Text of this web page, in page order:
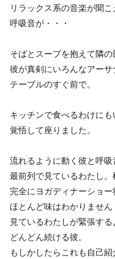
リラックス系の音楽が聞こ
呼吸音が・・・
そばとスープを抱えて隣の
彼が真剣にいろんなアーサ
テーブルのすぐ前で。
キッチンで食べるわけにも
覚悟して座りました。
流れるように動く彼と呼吸
最前列で見ているわたし。
完全にヨガディナーショー
ほとんど味はわかりません
見ているわたしが緊張す
どんどん続ける彼。
もしかしたらこれも自己紹